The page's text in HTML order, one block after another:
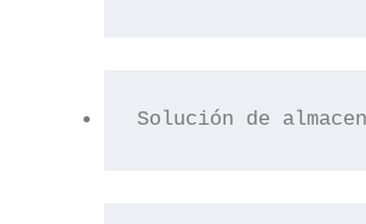
Solución de